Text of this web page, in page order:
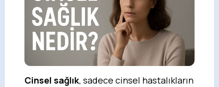
Cinsel sağlık, sadece cinsel hastalıkların